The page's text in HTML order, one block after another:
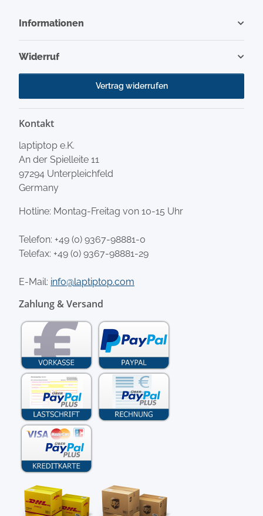
Informationen
Widerruf
Vertrag widerrufen
Kontakt
laptiptop e.K.
An der Spielleite 11
97294 Unterpleichfeld
Germany
Hotline: Montag-Freitag von 10-15 Uhr
Telefon: +49 (0) 9367-98881-0
Telefax: +49 (0) 9367-98881-29
E-Mail: info@laptiptop.com
Zahlung & Versand